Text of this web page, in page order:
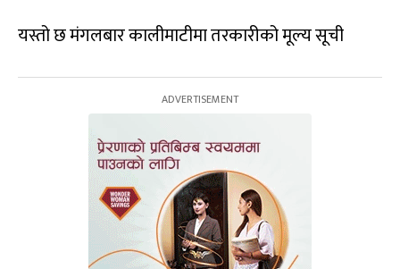
यस्तो छ मंगलबार कालीमाटीमा तरकारीको मूल्य सूची